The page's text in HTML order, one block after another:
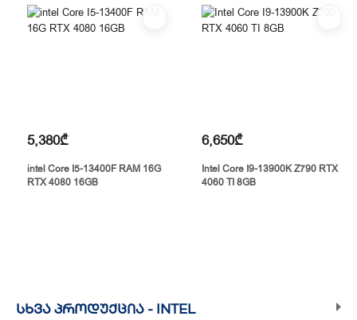
5,380₾
intel Core I5-13400F RAM 16G
RTX 4080 16GB
6,650₾
Intel Core I9-13900K Z790 RTX
4060 TI 8GB
ᲡᲮᲕᲐ ᲞᲠᲝᲓᲣᲥᲪᲘᲐ - INTEL